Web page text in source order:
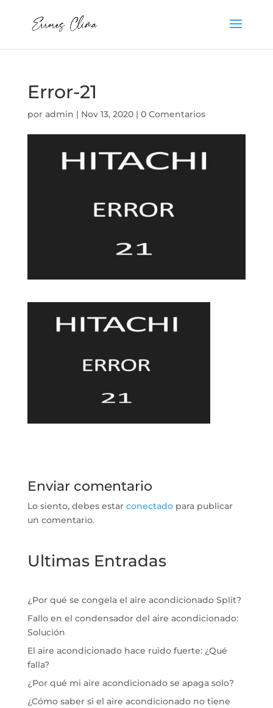
Error-21
por admin | Nov 13, 2020| 0 Comentarios
Enviar comentario
Lo siento, debes estar conectadopara publicar
un comentario.
Ultimas Entradas
¿Por qué se congela el aire acondicionado Split?
Fallo en el condensador del aire acondicionado:
Solución
El aire acondicionado hace ruido fuerte: ¿Qué
falla?
¿Por qué mi aire acondicionado se apaga solo?
¿Cómo saber si el aire acondicionado no tiene